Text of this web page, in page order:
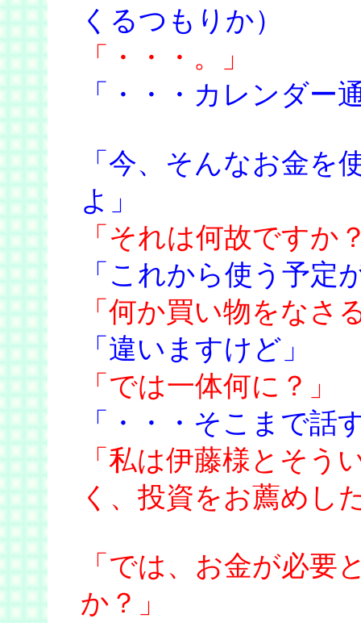
くるつもりか）
「・・・。」
「・・・カレンダー
「今、そんなお金を
よ」
「それは何故ですか
「これから使う予定
「何か買い物をなさ
「違いますけど」
「では一体何に？」
「・・・そこまで話
「私は伊藤様とそう
く、投資をお薦めし
「では、お金が必要
か？」